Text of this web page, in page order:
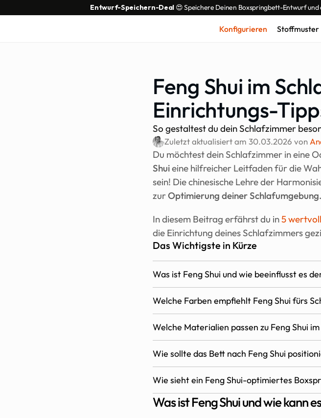
Entwurf-Speichern-Deal 😍 Speichere Deinen Boxspringbett-Entwurf und
Konfigurieren Stoffmuster
Feng Shui im
Einrichtungs-
So gestaltest du dein Schlafzimmer
Zuletzt aktualisiert am 30.03.2026 von
Du möchtest dein Schlafzimmer in eine
Shui eine hilfreicher Leitfaden für die
sein! Die chinesische Lehre der
zur Optimierung deiner Schlafumgebung.
In diesem Beitrag erfährst du in 5
die Einrichtung deines Schlafzimmers
Das Wichtigste in Kürze
Was ist Feng Shui und wie beeinflusst es
Welche Farben empfiehlt Feng Shui fürs
Welche Materialien passen zu Feng Shui
Wie sollte das Bett nach Feng Shui
Wie sieht ein Feng Shui-optimiertes
Was ist Feng Shui und wie kann